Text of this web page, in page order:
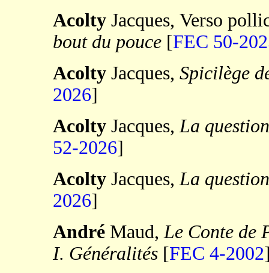
Acolty Jacques, Verso
bout du pouce [FEC 50-
Acolty Jacques, Spicilège
2026]
Acolty Jacques,La
52-2026]
Acolty Jacques,La
2026]
André Maud,Le Conte de
I. Généralités [FEC 4-2002